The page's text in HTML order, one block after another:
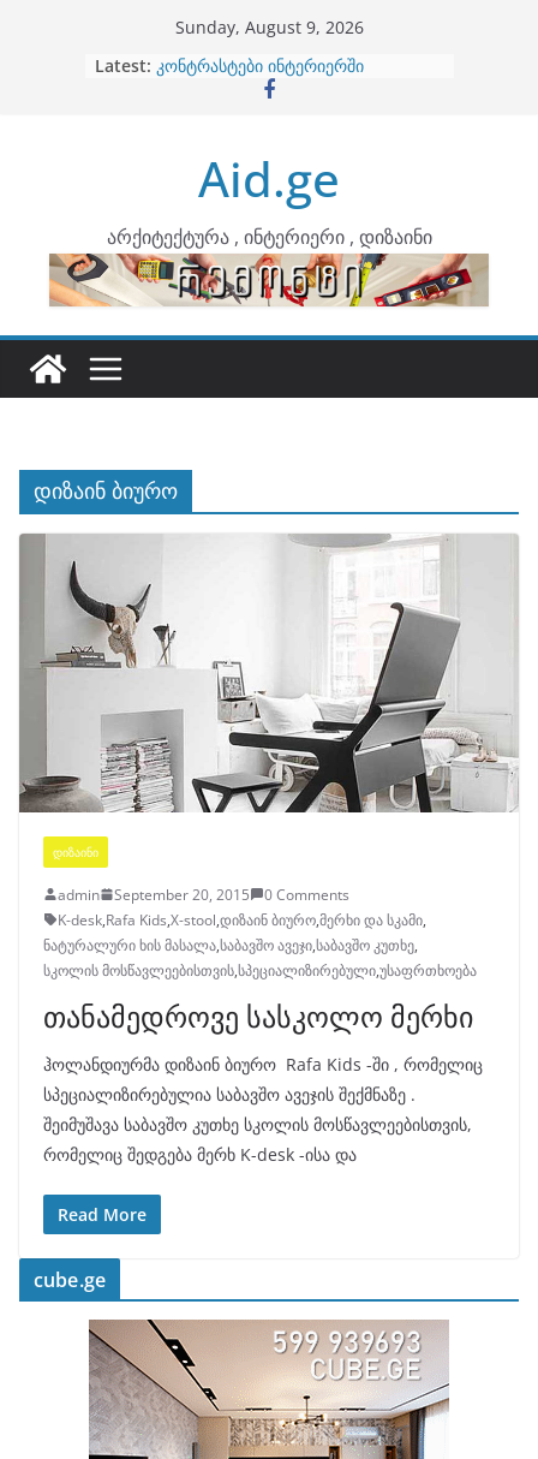
Sunday, August 9, 2026
Latest: ბინების გაერთიანება
კონტრასტები ინტერიერში
ინტერიერის დიზიანი
არტემიდი წარმოგიდგენთ
Aid.ge
არქიტექტურა , ინტერიერი , დიზაინი
დიზაინ ბიურო
ᲓᲘᲖᲐᲘᲜᲘ
admin September 20, 2015
0 Comments
K-desk,Rafa Kids,X-stool,დიზაინ ბიურო,მერხი და სკამი,
ნატურალური ხის მასალა,საბავშო ავეჯი,საბავშო კუთხე,
სკოლის მოსწავლეებისთვის,სპეციალიზირებული,უსაფრთხოება
თანამედროვე სასკოლო მერხი
ჰოლანდიურმა დიზაინ ბიურო Rafa Kids -ში , რომელიც
სპეციალიზირებულია საბავშო ავეჯის შექმნაზე .
შეიმუშავა საბავშო კუთხე სკოლის მოსწავლეებისთვის,
რომელიც შედგება მერხ K-desk -ისა და
Read More
cube.ge